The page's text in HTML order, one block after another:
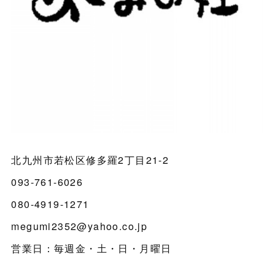
北九州市若松区修多羅2丁目21-2
093-761-6026
080-4919-1271
megumi2352@yahoo.co.jp
営業日：毎週金・土・日・月曜日